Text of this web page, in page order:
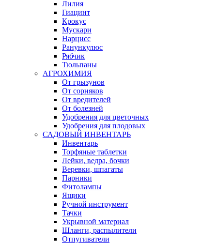
Лилия
Гиацинт
Крокус
Мускари
Нарцисс
Ранункулюс
Рябчик
Тюльпаны
АГРОХИМИЯ
От грызунов
От сорняков
От вредителей
От болезней
Удобрения для цветочных
Удобрения для плодовых
САДОВЫЙ ИНВЕНТАРЬ
Инвентарь
Торфяные таблетки
Лейки, ведра, бочки
Веревки, шпагаты
Парники
Фитолампы
Ящики
Ручной инструмент
Тачки
Укрывной материал
Шланги, распылители
Отпугиватели